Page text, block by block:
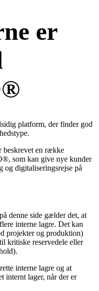
er
platform, der finder god
beskrevet en række
som kan give nye kunder
og digitaliseringsrejse på
denne side gælder det, at
interne lagre. Det kan
projekter og produktion)
kritiske reservedele eller
interne lagre og at
internt lager, når der er